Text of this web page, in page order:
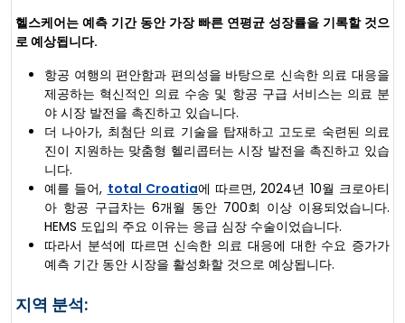
헬스케어는 예측 기간 동안 가장 빠른 연평균 성장률을 기록할 것으
로 예상됩니다.
항공 여행의 편안함과 편의성을 바탕으로 신속한 의료 대응을
제공하는 혁신적인 의료 수송 및 항공 구급 서비스는 의료 분
야 시장 발전을 촉진하고 있습니다.
더 나아가, 최첨단 의료 기술을 탑재하고 고도로 숙련된 의료
진이 지원하는 맞춤형 헬리콥터는 시장 발전을 촉진하고 있습
니다.
예를 들어, total Croatia에 따르면, 2024년 10월 크로아티
아 항공 구급차는 6개월 동안 700회 이상 이용되었습니다.
HEMS 도입의 주요 이유는 응급 심장 수술이었습니다.
따라서 분석에 따르면 신속한 의료 대응에 대한 수요 증가가
예측 기간 동안 시장을 활성화할 것으로 예상됩니다.
지역 분석: